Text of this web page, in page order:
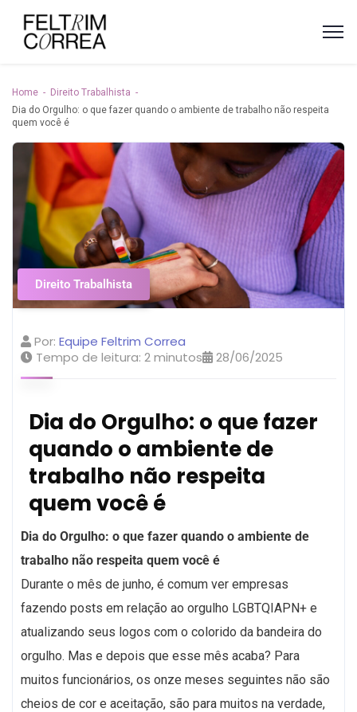
Home
Direito Trabalhista
Dia do Orgulho: o que fazer quando o ambiente de trabalho não respeita
quem você é
Direito Trabalhista
Por: Equipe Feltrim Correa
Tempo de leitura: 2minutos 28/06/2025
Dia do Orgulho: o que fazer
quando o ambiente de
trabalho não respeita
quem você é
Dia do Orgulho: o que fazer quando o ambiente de
trabalho não respeita quem você é
Durante o mês de junho, é comum ver empresas
fazendo posts em relação ao orgulho LGBTQIAPN+ e
atualizando seus logos com o colorido da bandeira do
orgulho. Mas e depois que esse mês acaba? Para
muitos funcionários, os onze meses seguintes não são
cheios de cor e aceitação, são para muitos na verdade,